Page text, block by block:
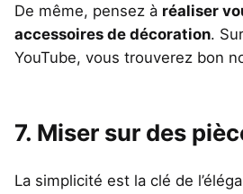
De même, pensez à réaliser
accessoires de décoration.
YouTube, vous trouverez bon
7. Miser sur des
La simplicité est la clé de